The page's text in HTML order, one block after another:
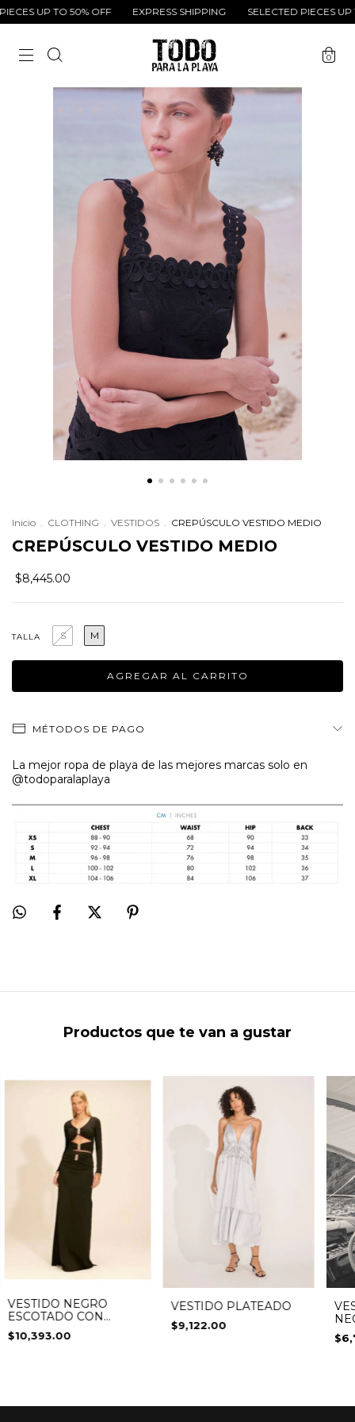
UP TO 50% OFF EXPRESS SHIPPING SELECTED PIECES UP
0
Inicio . CLOTHING . VESTIDOS . CREPÚSCULO VESTIDO MEDIO
CREPÚSCULO VESTIDO MEDIO
$8,445.00
TALLA S M
MÉTODOS DE PAGO
La mejor ropa de playa de las mejores marcas solo en
@todoparalaplaya
Productos que te van a gustar
VESTIDO NEGRO
ESCOTADO CON
APLICACIONES
DORADAS Y
$10,393.00
VESTIDO PLATEADO
$9,122.00